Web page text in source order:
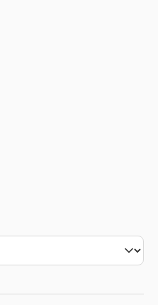
화 프로그램 등 다양한 장
할 수 있습니다. 지역 행사
까지 시청자들의 공감을 얻
밍 옵션을 통해 Canal
청하실 수 있습니다. 이 채
여 시청자들이 다양한 기기
도록 합니다. 이러한 유연